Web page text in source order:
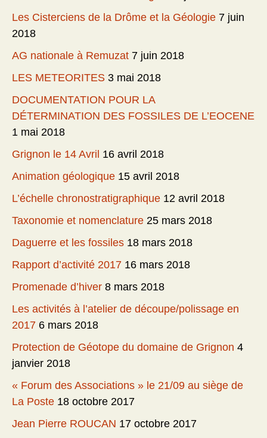
Les Cisterciens de la Drôme et la Géologie 7 juin
2018
AG nationale à Remuzat 7 juin 2018
LES METEORITES 3 mai 2018
DOCUMENTATION POUR LA
DÉTERMINATION DES FOSSILES DE L’EOCENE
1 mai 2018
Grignon le 14 Avril 16 avril 2018
Animation géologique 15 avril 2018
L’échelle chronostratigraphique 12 avril 2018
Taxonomie et nomenclature 25 mars 2018
Daguerre et les fossiles 18 mars 2018
Rapport d’activité 2017 16 mars 2018
Promenade d’hiver 8 mars 2018
Les activités à l’atelier de découpe/polissage en
2017 6 mars 2018
Protection de Géotope du domaine de Grignon 4
janvier 2018
« Forum des Associations » le 21/09 au siège de
La Poste 18 octobre 2017
Jean Pierre ROUCAN 17 octobre 2017